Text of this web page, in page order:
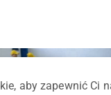
aby zapewnić Ci